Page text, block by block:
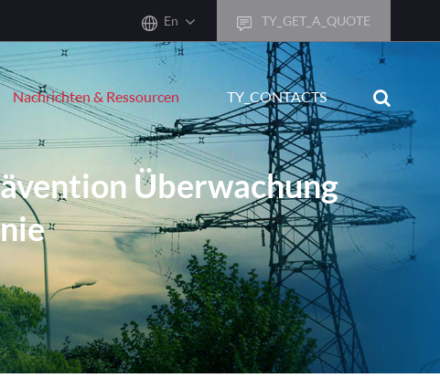
En
English
한국어
français
Deutsch
Español
русский
português
TY_GET_A_QUOTE
Nachrichten & Ressourcen TY_CONTACTS
Überwachung